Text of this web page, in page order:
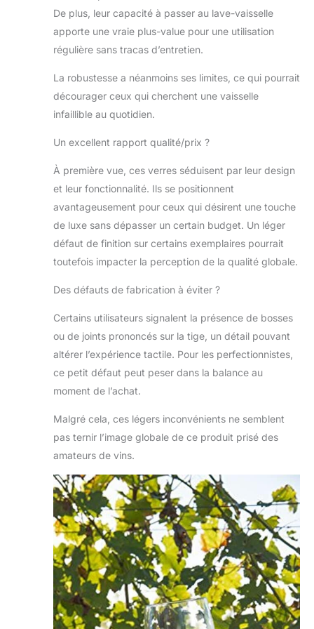
au lave-vaisselle -
fermement sur les
dents du lave-
tourner le manche
et le bol tout en
Fabriqué en
Variétés de vins
recommandées :
Sauvignon,
Bourgogne,
Merlot, Syrah,
Zinfandel, Malbec,
Chardonnay,
De plus, leur capacité à passer au lave-vaisselle
apporte une vraie plus-value pour une utilisation
régulière sans tracas d’entretien.
La robustesse a néanmoins ses limites, ce qui pourrait
décourager ceux qui cherchent une vaisselle
infaillible au quotidien.
Un excellent rapport qualité/prix ?
À première vue, ces verres séduisent par leur design
et leur fonctionnalité. Ils se positionnent
avantageusement pour ceux qui désirent une touche
de luxe sans dépasser un certain budget. Un léger
défaut de finition sur certains exemplaires pourrait
toutefois impacter la perception de la qualité globale.
Des défauts de fabrication à éviter ?
Certains utilisateurs signalent la présence de bosses
ou de joints prononcés sur la tige, un détail pouvant
altérer l’expérience tactile. Pour les perfectionnistes,
ce petit défaut peut peser dans la balance au
moment de l’achat.
Malgré cela, ces légers inconvénients ne semblent
pas ternir l’image globale de ce produit prisé des
amateurs de vins.